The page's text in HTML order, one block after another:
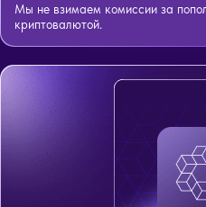
Мы не взимаем комиссии за
криптовалютой.